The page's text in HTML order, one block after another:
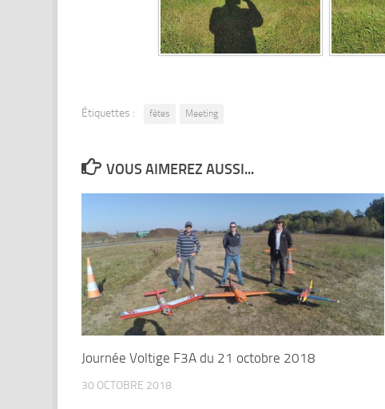
Étiquettes : fêtes Meeting
VOUS AIMEREZ AUSSI...
Journée Voltige F3A du 21 octobre 2018
30 OCTOBRE 2018